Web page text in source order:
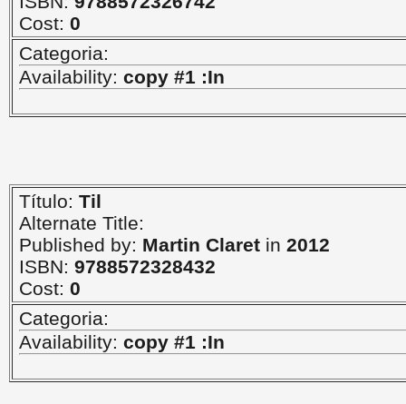
Cost: 0
Categoria:
Availability: copy #1 :In
Título: Til
Alternate Title:
Published by: Martin Claret in 2012
ISBN: 9788572328432
Cost: 0
Categoria:
Availability: copy #1 :In